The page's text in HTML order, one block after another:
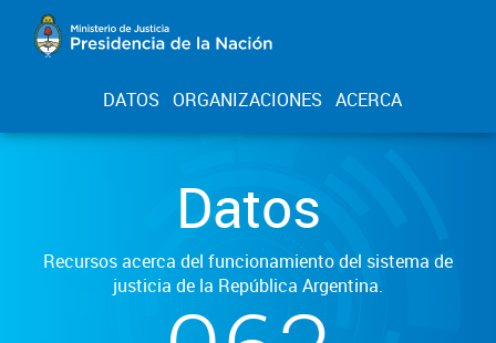
DATOS ORGANIZACIONES ACERCA
Datos
Recursos acerca del funcionamiento del sistema de
justicia de la República Argentina.